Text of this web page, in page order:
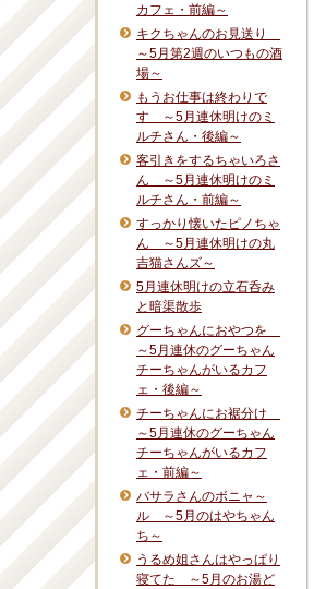
カフェ・前編～
キクちゃんのお見送り
～5月第2週のいつもの酒
場～
もうお仕事は終わりで
す ～5月連休明けのミ
ルチさん・後編～
客引きをするちゃいろさ
ん ～5月連休明けのミ
ルチさん・前編～
すっかり懐いたピノちゃ
ん ～5月連休明けの丸
吉猫さんズ～
5月連休明けの立石呑み
と暗渠散歩
グーちゃんにおやつを
～5月連休のグーちゃん
チーちゃんがいるカフ
ェ・後編～
チーちゃんにお裾分け
～5月連休のグーちゃん
チーちゃんがいるカフ
ェ・前編～
バサラさんのボニャ～
ル ～5月のはやちゃん
ち～
うるめ姐さんはやっぱり
寝てた ～5月のお湯ど